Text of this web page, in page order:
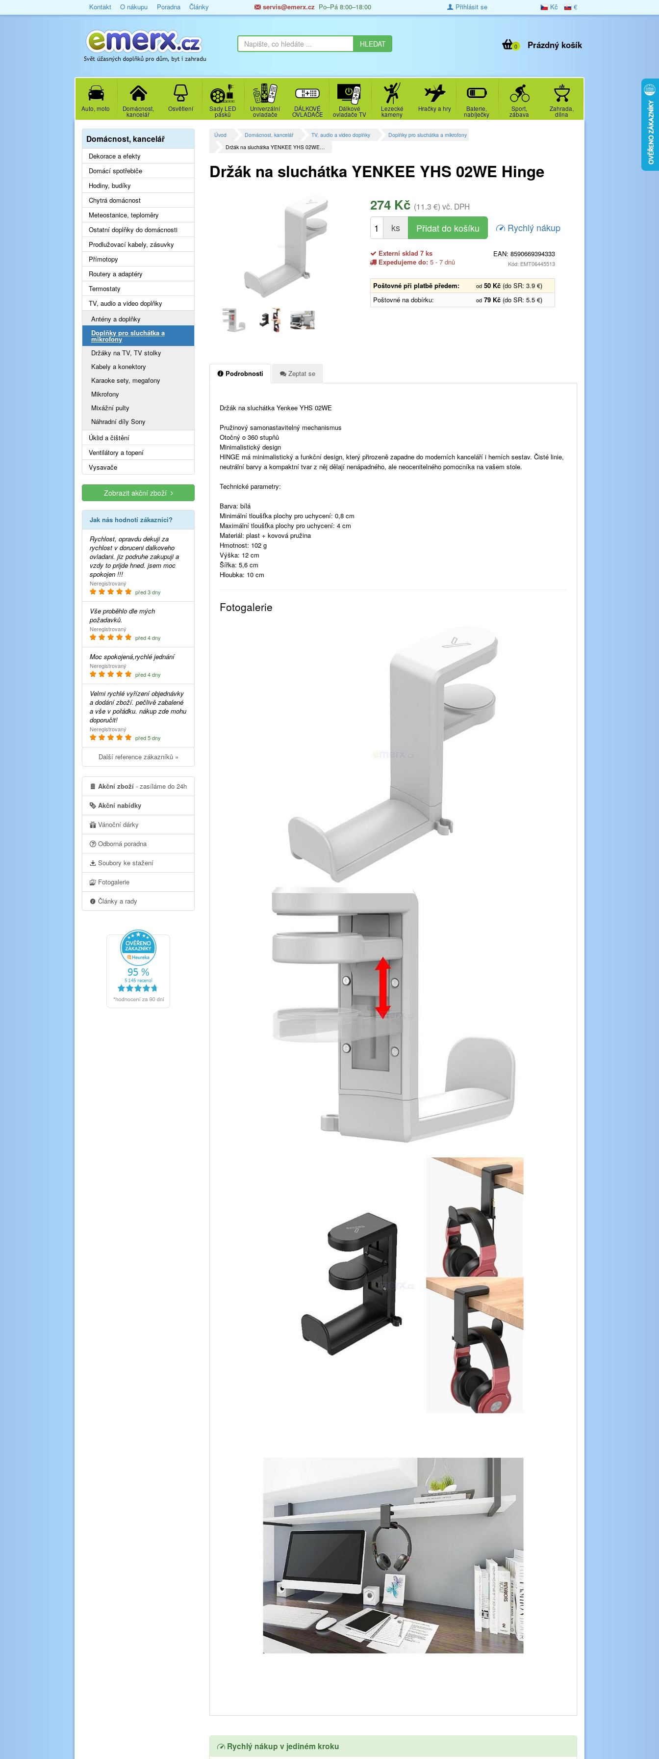
Kontakt O nákupu Poradna Články servis@emerx.cz Po–Pá 8:00–18:00 Kč €
Přihlásit se
Prázdný košík
0
Auto, moto Domácnost,
kancelář
Osvětlení Sady LED
pásků
Univerzální
ovladače
DÁLKOVÉ
OVLADAČE
Dálkové
ovladače TV
Lezecké
kameny
Hračky a hry Baterie,
nabíječky
Sport,
zábava
Zahrada,
dílna
Úvod Domácnost, kancelář TV, audio a video doplňky
Doplňky pro sluchátka a mikrofony
Držák na sluchátka YENKEE YHS 02WE…
Držák na sluchátka YENKEE YHS 02WE Hinge
274 Kč (11.3 €) vč. DPH
ks Rychlý nákup
Externí sklad 7 ks
Expedujeme do:5 - 7 dnů
EAN: 8590669394333
Kód: EMT06445513
Poštovné při platbě předem: od 50 Kč (do SR: 3.9 €)
Poštovné na dobírku:
od 79 Kč (do SR: 5.5 €)
Podrobnosti Zeptat se
Držák na sluchátka Yenkee YHS 02WE
Pružinový samonastavitelný mechanismus
Otočný o 360 stupňů
Minimalistický design
HINGE má minimalistický a funkční design, který přirozeně zapadne do moderních kanceláří i herních sestav. Čisté linie,
neutrální barvy a kompaktní tvar z něj dělají nenápadného, ale neocenitelného pomocníka na vašem stole.
Technické parametry:
Barva: bílá
Minimální tloušťka plochy pro uchycení: 0,8 cm
Maximální tloušťka plochy pro uchycení: 4 cm
Materiál: plast + kovová pružina
Hmotnost: 102 g
Výška: 12 cm
Šířka: 5,6 cm
Hloubka: 10 cm
Fotogalerie
Rychlý nákup v jediném kroku
Domácnost, kancelář
Dekorace a efekty
Domácí spotřebiče
Hodiny, budíky
Chytrá domácnost
Meteostanice, teploměry
Ostatní doplňky do domácnosti
Prodlužovací kabely, zásuvky
Přímotopy
Routery a adaptéry
Termostaty
TV, audio a video doplňky
Antény a doplňky
Doplňky pro sluchátka a
mikrofony
Držáky na TV, TV stolky
Kabely a konektory
Karaoke sety, megafony
Mikrofony
Mixážní pulty
Náhradní díly Sony
Úklid a čištění
Ventilátory a topení
Vysavače
Zobrazit akční zboží
Jak nás hodnotí zákazníci?
Rychlost, opravdu dekuji za
rychlost v doruceni dalkoveho
ovladani. jiz podruhe zakupuji a
vzdy to prijde hned. jsem moc
spokojen !!!
Neregistrovaný
před 3 dny
Vše proběhlo dle mých
požadavků.
Neregistrovaný
před 4 dny
Moc spokojená,rychlé jednání
Neregistrovaný
před 4 dny
Velmi rychlé vyřízení objednávky
a dodání zboží. pečlivě zabalené
a vše v pořádku. nákup zde mohu
doporučit!
Neregistrovaný
před 5 dny
Další reference zákazníků »
Akční zboží - zasíláme do 24h
Akční nabídky
Vánoční dárky
Odborná poradna
Soubory ke stažení
Fotogalerie
Články a rady